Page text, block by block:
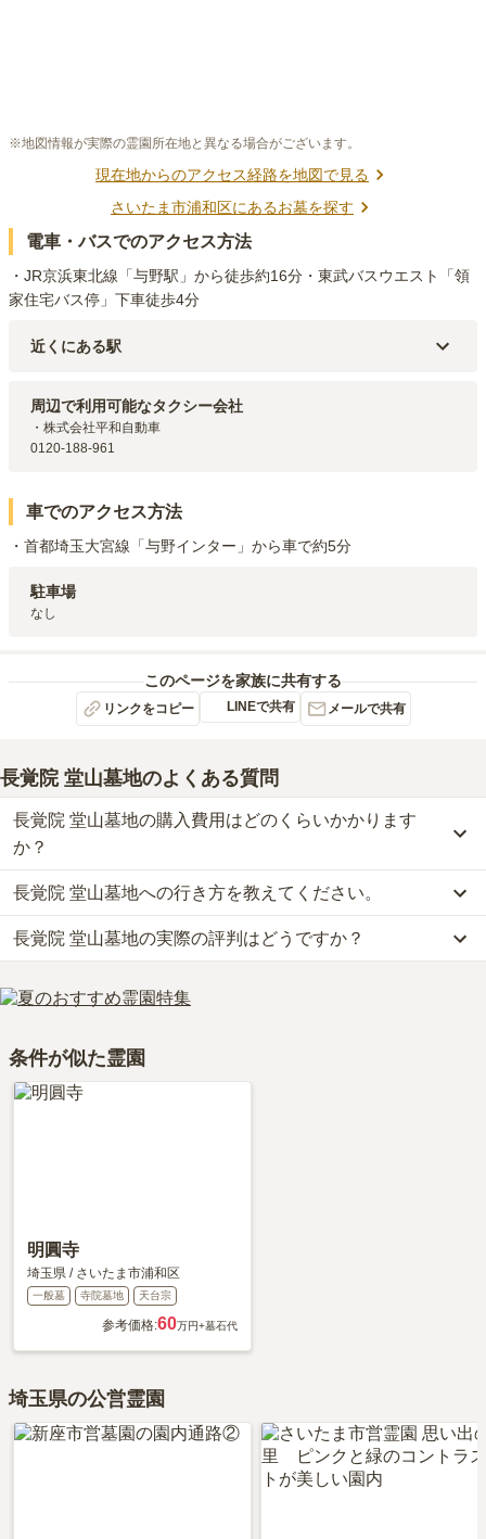
※地図情報が実際の霊園所在地と異なる場合がございます。
現在地からのアクセス経路を地図で見る
さいたま市浦和区にあるお墓を探す
電車・バスでのアクセス方法
・JR京浜東北線「与野駅」から徒歩約16分・東武バスウエスト「領
家住宅バス停」下車徒歩4分
近くにある駅
周辺で利用可能なタクシー会社
・株式会社平和自動車
0120-188-961
車でのアクセス方法
・首都埼玉大宮線「与野インター」から車で約5分
駐車場
なし
このページを家族に共有する
リンクをコピー LINEで共有 メールで共有
長覚院 堂山墓地のよくある質問
長覚院 堂山墓地の購入費用はどのくらいかかります
か？
長覚院 堂山墓地では、一般墓が約105万円(墓石代別)からお求めい
ただけます。
なお、長覚院 堂山墓地がある埼玉県の相場は、一般墓が約64万円
（墓石代別途）です。
お墓は、価格が高いものがよい、安いものが悪い、という訳ではあ
長覚院 堂山墓地への行き方を教えてください。
公共交通機関の場合、JR京浜東北線「与野駅」から徒歩約16分・
東武バスウエスト「領家住宅バス停」下車徒歩4分です。
車の場合、首都埼玉大宮線「与野インター」から車で約5分です。
詳しいルートや地図は、本ページの「地図・交通アクセス」欄をご
長覚院 堂山墓地の実際の評判はどうですか？
長覚院 堂山墓地の口コミはまだ投稿されておりません。
口コミはあくまで一つの目安です。資料請求や現地見学を通して、
条件が似た霊園
明圓寺
埼玉県 / さいたま市浦和区
一般墓 寺院墓地 天台宗
参考価格:60万円+墓石代
埼玉県の公営霊園